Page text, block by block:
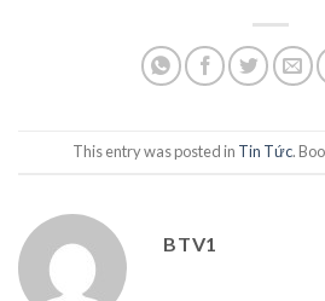
This entry was posted in Tin Tức.
BTV1